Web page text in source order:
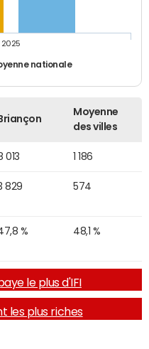
nationale
2025
Briançon
Moyenne
des villes
013 1 186
829 574
% 48,1 %
le plus d'IFI
les plus riches